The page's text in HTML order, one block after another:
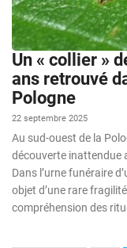
Un « collier »
ans retrouvé
Pologne
22 septembre 2025
Au sud-ouest de la
découverte inattendue
Dans l’urne funéraire
objet d’une rare
compréhension des